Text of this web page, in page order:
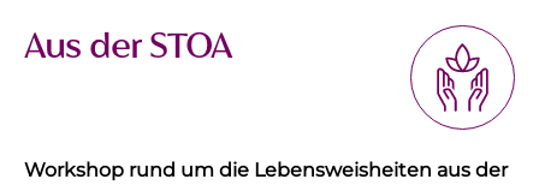
Aus der STOA
Workshop rund um die Lebensweisheiten aus der